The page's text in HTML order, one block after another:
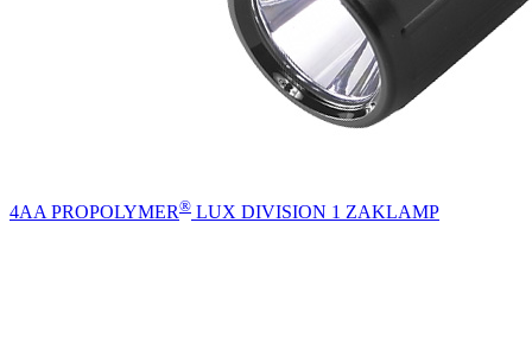
4AA PROPOLYMER® LUX DIVISION 1 ZAKLAMP